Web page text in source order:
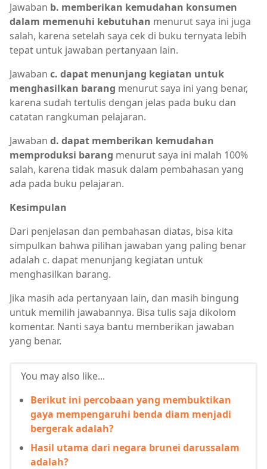
Jawaban b. memberikan kemudahan konsumen
dalam memenuhi kebutuhan menurut saya ini juga
salah, karena setelah saya cek di buku ternyata lebih
tepat untuk jawaban pertanyaan lain.
Jawaban c. dapat menunjang kegiatan untuk
menghasilkan barang menurut saya ini yang benar,
karena sudah tertulis dengan jelas pada buku dan
catatan rangkuman pelajaran.
Jawaban d. dapat memberikan kemudahan
memproduksi barang menurut saya ini malah 100%
salah, karena tidak masuk dalam pembahasan yang
ada pada buku pelajaran.
Kesimpulan
Dari penjelasan dan pembahasan diatas, bisa kita
simpulkan bahwa pilihan jawaban yang paling benar
adalah c. dapat menunjang kegiatan untuk
menghasilkan barang.
Jika masih ada pertanyaan lain, dan masih bingung
untuk memilih jawabannya. Bisa tulis saja dikolom
komentar. Nanti saya bantu memberikan jawaban
yang benar.
You may also like...
Berikut ini percobaan yang membuktikan
gaya mempengaruhi benda diam menjadi
bergerak adalah?
Hasil utama dari negara brunei darussalam
adalah?